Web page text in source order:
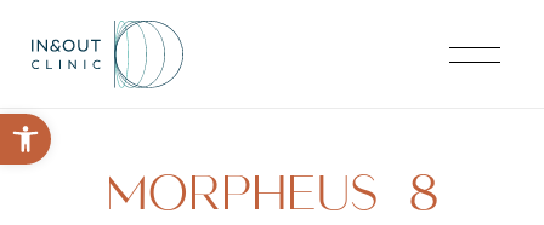
פתח
MORPHEUS 8